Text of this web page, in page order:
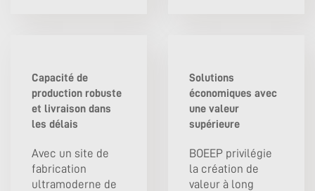
Capacité de
production robuste
et livraison dans
les délais
Avec un site de
fabrication
ultramoderne de
Solutions
économiques avec
une valeur
supérieure
BOEEP privilégie
la création de
valeur à long